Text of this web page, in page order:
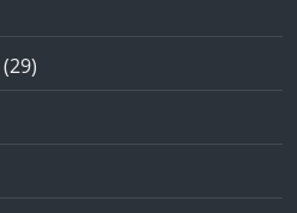
(29)